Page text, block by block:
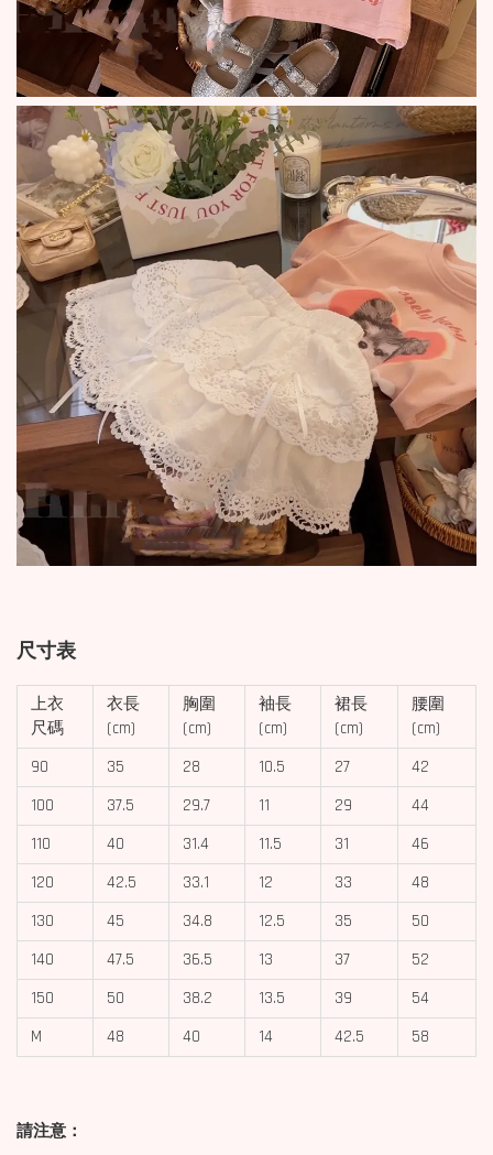
尺寸表
上衣
尺碼
衣長
(cm)
胸圍
(cm)
袖長
(cm)
裙長
(cm)
腰圍
(cm)
90
35 28 10.5 27
42
100
37.5 29.7 11 29
44
110
40 31.4 11.5 31
46
120
42.5 33.1 12 33
48
130
45 34.8 12.5 35
50
140
47.5 36.5 13 37
52
150
50 38.2 13.5 39
54
M
48 40 14 42.5 58
請注意：